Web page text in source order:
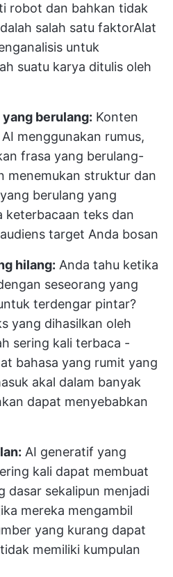
robot dan bahkan tidak
salah satu faktorAlat
untuk
suatu karya ditulis oleh
berulang: Konten
menggunakan rumus,
frasa yang berulang-
menemukan struktur dan
berulang yang
keterbacaan teks dan
target Anda bosan
hilang: Anda tahu ketika
seseorang yang
terdengar pintar?
yang dihasilkan oleh
sering kali terbaca -
bahasa yang rumit yang
akal dalam banyak
dapat menyebabkan
AI generatif yang
kali dapat membuat
dasar sekalipun menjadi
mereka mengambil
yang kurang dapat
memiliki kumpulan